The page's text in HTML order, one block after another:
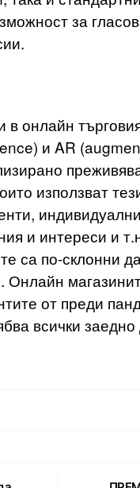
за
в онлайн
и AR
използват
и интереси и
са по-склонни
Онлайн
от преди
всички